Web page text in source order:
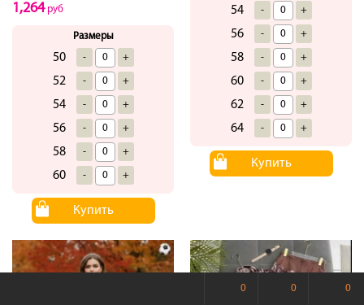
1,264руб
Размеры
50 - +
52 - +
54 - +
56 - +
58 - +
60 - +
Купить
54 - +
56 - +
58 - +
60 - +
62 - +
64 - +
Купить
0 0 0